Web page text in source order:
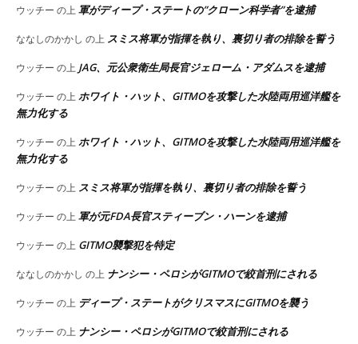
ウッチー の上 軍がディープ・ステートの”クローン科学者”を逮捕
ななしのかかし の上 スミス将軍が指揮を執り、裏切り者の排除を誓う
ウッチー の上 JAG、元公衆衛生局長官ジェローム・アダムスを逮捕
ウッチー の上 ホワイト・ハット、GITMOを攻撃した水陸両用巡洋艦を
無力化する
ウッチー の上 ホワイト・ハット、GITMOを攻撃した水陸両用巡洋艦を
無力化する
ウッチー の上 スミス将軍が指揮を執り、裏切り者の排除を誓う
ウッチー の上 軍が元FDA長官スティーブン・ハーンを逮捕
ウッチー の上 GITMO襲撃犯を特定
ななしのかかし の上 ナンシー・ペロシがGITMOで絞首刑にされる
ウッチー の上 ディープ・ステートがクリスマスにGITMOを襲う
ウッチー の上 ナンシー・ペロシがGITMOで絞首刑にされる